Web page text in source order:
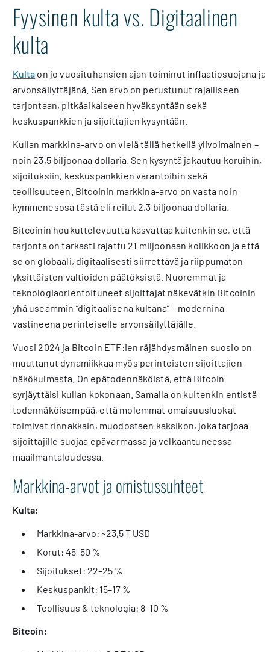
Fyysinen kulta vs. Digitaalinen
kulta
Kulta on jo vuosituhansien ajan toiminut inflaatiosuojana ja
arvonsäilyttäjänä. Sen arvo on perustunut rajalliseen
tarjontaan, pitkäaikaiseen hyväksyntään sekä
keskuspankkien ja sijoittajien kysyntään.
Kullan markkina-arvo on vielä tällä hetkellä ylivoimainen –
noin 23,5 biljoonaa dollaria. Sen kysyntä jakautuu koruihin,
sijoituksiin, keskuspankkien varantoihin sekä
teollisuuteen. Bitcoinin markkina-arvo on vasta noin
kymmenesosa tästä eli reilut 2,3 biljoonaa dollaria.
Bitcoinin houkuttelevuutta kasvattaa kuitenkin se, että
tarjonta on tarkasti rajattu 21 miljoonaan kolikkoon ja että
se on globaali, digitaalisesti siirrettävä ja riippumaton
yksittäisten valtioiden päätöksistä. Nuoremmat ja
teknologiaorientoituneet sijoittajat näkevätkin Bitcoinin
yhä useammin “digitaalisena kultana” – modernina
vastineena perinteiselle arvonsäilyttäjälle.
Vuosi 2024 ja Bitcoin ETF:ien räjähdysmäinen suosio on
muuttanut dynamiikkaa myös perinteisten sijoittajien
näkökulmasta. On epätodennäköistä, että Bitcoin
syrjäyttäisi kullan kokonaan. Samalla on kuitenkin entistä
todennäköisempää, että molemmat omaisuusluokat
toimivat rinnakkain, muodostaen kaksikon, joka tarjoaa
sijoittajille suojaa epävarmassa ja velkaantuneessa
maailmantaloudessa.
Markkina-arvot ja omistussuhteet
Kulta:
Markkina-arvo: ~23,5 T USD
Korut: 45–50 %
Sijoitukset: 22–25 %
Keskuspankit: 15–17 %
Teollisuus & teknologia: 8–10 %
Bitcoin: